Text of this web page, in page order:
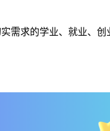
需求的学业、就业、